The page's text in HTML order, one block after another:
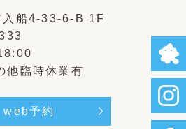
船4-33-6-B 1F
他臨時休業有
web予約